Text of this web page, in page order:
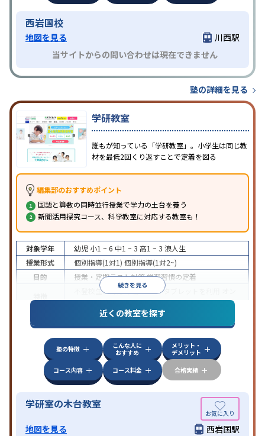
西岩国校
地図を見る
川西駅
当サイトからの問い合わせは現在できません
塾の詳細を見る
学研教室
誰もが知っている「学研教室」。小学生は同じ教
材を最低2回くり返すことで定着を図る
編集部のおすすめポイント
国語と算数の同時並行授業で学力の土台を養う
新聞活用探究コース、科学教室に対応する教室も！
続きを見る
対象学年 幼児 小1 ~ 6 中1 ~ 3 高1 ~ 3 浪人生
授業形式
個別指導(1対1) 個別指導(1対2~)
目的
授業・定期テスト対策学習習慣の定着
不登校生に対応学習にPC・タブレットを利用
ライン対応
近くの教室を探す
塾の特徴
こんな人に
おすすめ
メリット・
デメリット
コース内容
コース料金 合格実績
学研室の木台教室
地図を見る
西岩国駅